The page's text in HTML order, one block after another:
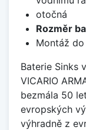
otočná
Rozměr
Montáž
Baterie Sinks
VICARIO
bezmála 50
evropských
výhradně z